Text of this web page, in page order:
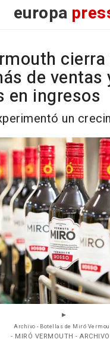
europa
cierra
de ventas
en ingresos
un
Archivo - Botellas de Miró
- MIRÓ VERMOUTH - ARCHIVO